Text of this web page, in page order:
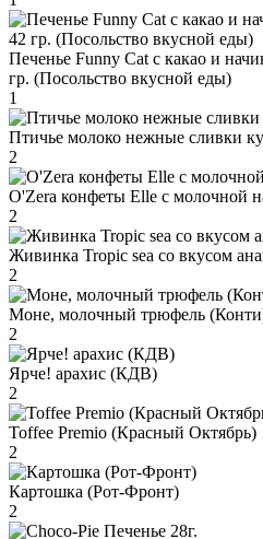
Печенье Funny Сat с какао и
гр. (Посольство вкусной еды)
1
Птичье молоко нежные сливки
2
O'Zera конфеты Elle с молочной
2
Живинка Tropic sea со вкусом
2
Моне, молочный трюфель
2
Ярче! арахис (КДВ)
2
Toffee Premio (Красный Октябрь)
2
Картошка (Рот-Фронт)
2